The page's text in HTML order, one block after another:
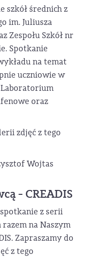
szkół średnich z
im. Juliusza
Zespołu Szkół nr
Spotkanie
na temat
uczniowie w
oraz
zdjęć z tego
Wojtas
- CREADIS
z serii
na Naszym
Zapraszamy do
z tego